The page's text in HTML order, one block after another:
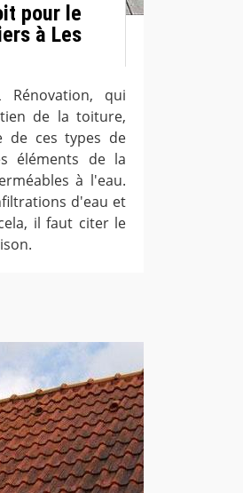
pour le
à Les
qui
de la toiture,
de ces types de
éléments de la
à l'eau.
d'eau et
il faut citer le